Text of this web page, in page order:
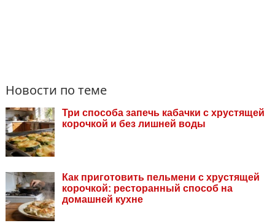
Новости по теме
Три способа запечь кабачки с хрустящей
корочкой и без лишней воды
Как приготовить пельмени с хрустящей
корочкой: ресторанный способ на
домашней кухне